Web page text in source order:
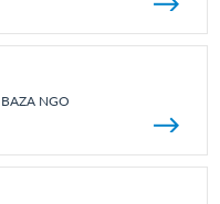
BAZA NGO